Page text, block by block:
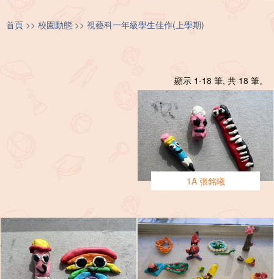
首頁 校園動態 視藝科一年級學生佳作(上學期)
顯示 1-18 筆, 共 18 筆。
1A 張銘曦